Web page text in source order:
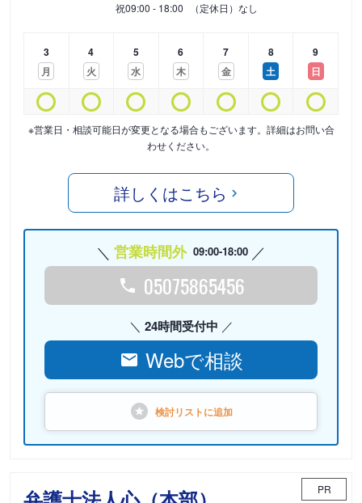
祝09:00 - 18:00 （定休日）なし
3
月
4
火
5
水
6
木
7
金
8
土
9
日
※営業日・相談可能日が変更となる場合もございます。詳細はお問い合
わせください。
詳しくはこちら
営業時間外 09:00-18:00
05075865456
24時間受付中
Webで相談
検討リストに追加
PR